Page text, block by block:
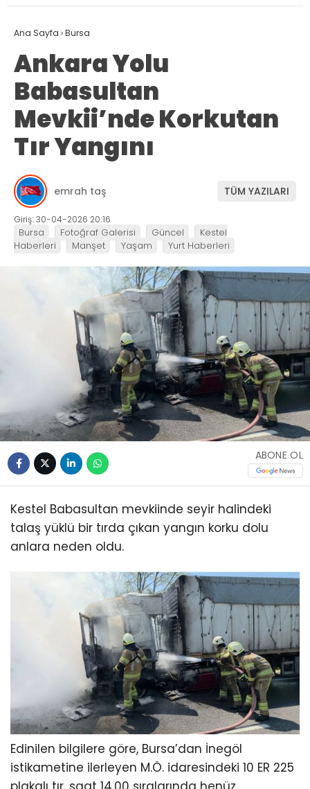
Ana Sayfa ›Bursa
Ankara Yolu
Babasultan
Mevkii’nde Korkutan
Tır Yangını
emrah taş TÜM YAZILARI
Giriş: 30-04-2026 20:16
Bursa Fotoğraf Galerisi Güncel
Kestel
Haberleri
Manşet Yaşam Yurt Haberleri
ABONE OL
Kestel Babasultan mevkiinde seyir halindeki
talaş yüklü bir tırda çıkan yangın korku dolu
anlara neden oldu.
Edinilen bilgilere göre, Bursa’dan İnegöl
istikametine ilerleyen M.Ö. idaresindeki 10 ER 225